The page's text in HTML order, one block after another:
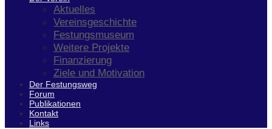
Aktuelles
Vereinsgeschichte
Festungsmuseum
Weitere Projekte
Finanzierung
Ziele und Motivation
Der Festungsweg
Forum
Publikationen
Kontakt
Links